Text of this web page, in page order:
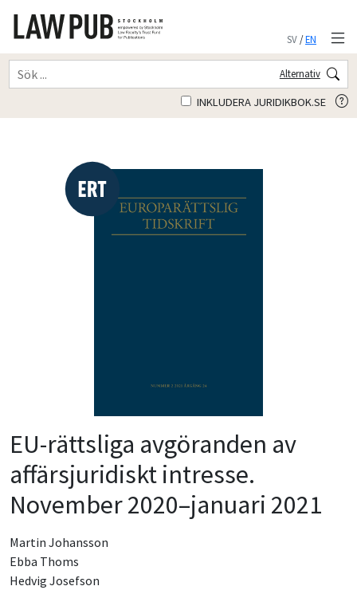
SV/EN
Alternativ
INKLUDERA JURIDIKBOK.SE
EU-rättsliga avgöranden av
affärsjuridiskt intresse.
November 2020–januari 2021
Martin Johansson
Ebba Thoms
Hedvig Josefson